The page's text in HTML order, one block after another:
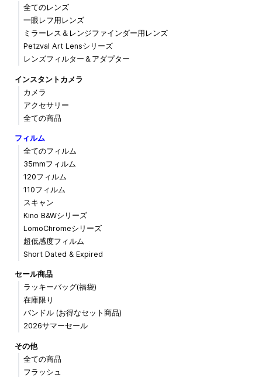
全てのレンズ
一眼レフ用レンズ
ミラーレス＆レンジファインダー用レンズ
Petzval Art Lensシリーズ
レンズフィルター＆アダプター
インスタントカメラ
カメラ
アクセサリー
全ての商品
フィルム
全てのフィルム
35mmフィルム
120フィルム
110フィルム
スキャン
Kino B&Wシリーズ
LomoChromeシリーズ
超低感度フィルム
Short Dated & Expired
セール商品
ラッキーバッグ(福袋)
在庫限り
バンドル (お得なセット商品)
2026サマーセール
その他
全ての商品
フラッシュ